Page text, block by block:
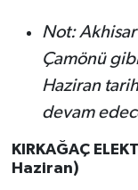
Not:
Çamönü
Haziran
devam
KIRKAĞAÇ
Haziran)